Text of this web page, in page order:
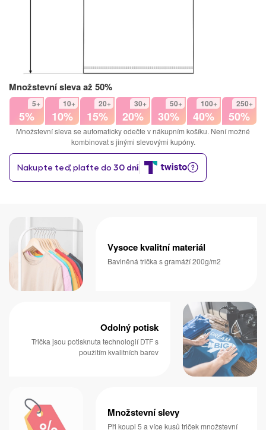
Množstevní sleva až 50%
5+
5%
10+
10%
20+
15%
30+
20%
50+
30%
100+
40%
250+
50%
Množstevní sleva se automaticky odečte v nákupním košíku. Není možné
kombinovat s jinými slevovými kupóny.
Vysoce kvalitní materiál
Bavlněná trička s gramáží 200g/m2
Odolný potisk
Trička jsou potisknuta technologií DTF s
použitím kvalitních barev
Množstevní slevy
Při koupi 5 a více kusů triček množstevní